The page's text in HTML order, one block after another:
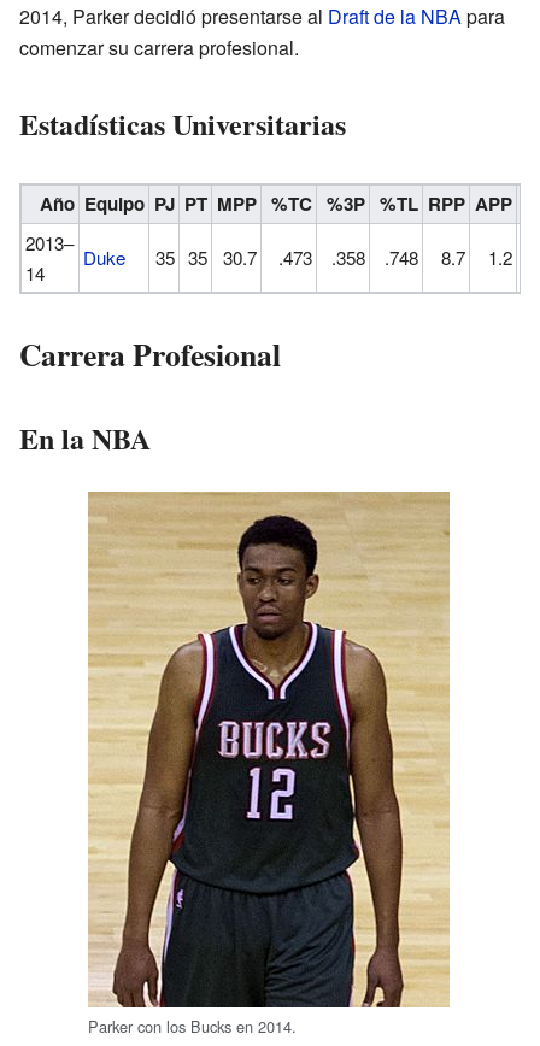
2014, Parker decidió presentarse al Draft de la NBApara
comenzar su carrera profesional.
Estadísticas Universitarias
Año Equipo PJ PT MPP %TC %3P %TL RPP APP
2013–
14
Duke 35 35 30.7 .473 .358 .748 8.7 1.2
Carrera Profesional
En la NBA
Parker con los Bucks en 2014.